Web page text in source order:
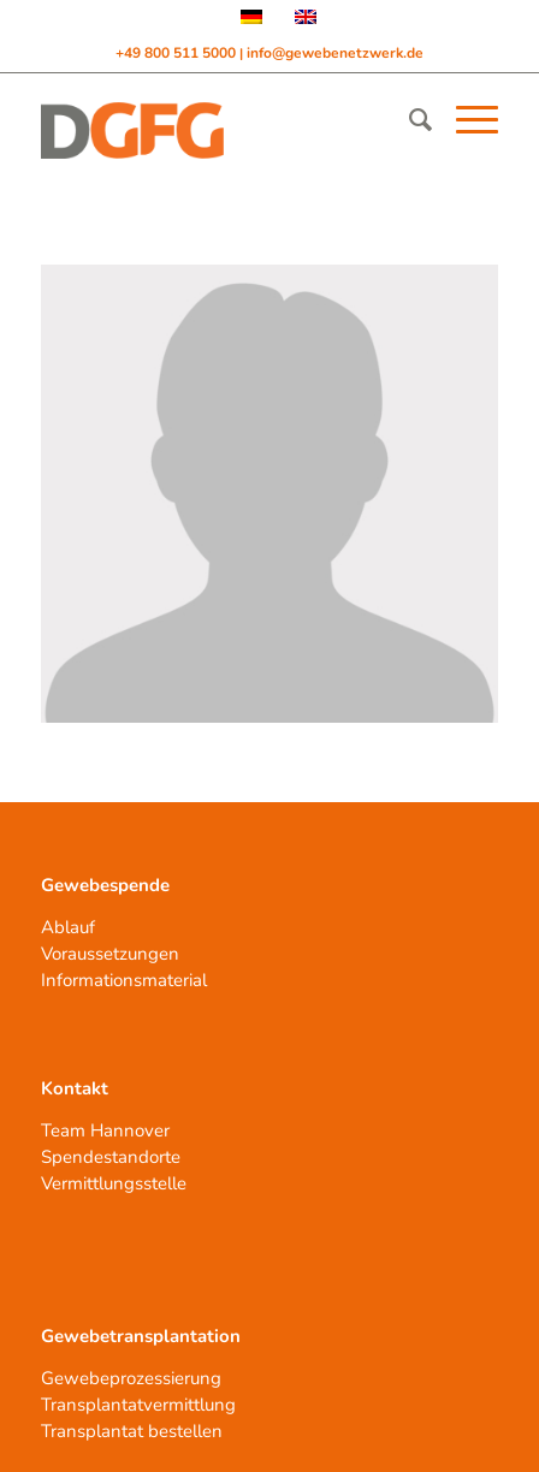
+49 800 511 5000 | info@gewebenetzwerk.de
Gewebespende
Ablauf
Voraussetzungen
Informationsmaterial
Kontakt
Team Hannover
Spendestandorte
Vermittlungsstelle
Gewebetransplantation
Gewebeprozessierung
Transplantatvermittlung
Transplantat bestellen